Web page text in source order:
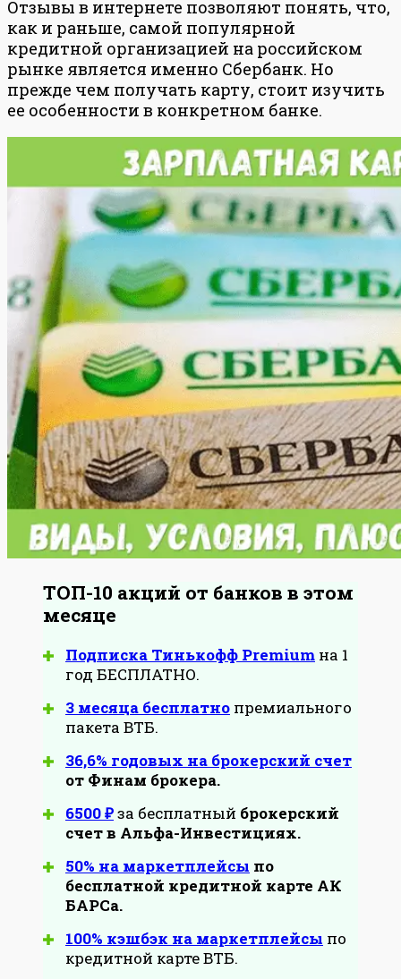
Отзывы в интернете позволяют понять, что,
как и раньше, самой популярной
кредитной организацией на российском
рынке является именно Сбербанк. Но
прежде чем получать карту, стоит изучить
ее особенности в конкретном банке.
ТОП-10 акций от банков в этом
месяце
Подписка Тинькофф Premium на 1
год БЕСПЛАТНО.
3 месяца бесплатно премиального
пакета ВТБ.
36,6% годовых на брокерский счет
от Финам брокера.
6500 ₽за бесплатный брокерский
счет в Альфа-Инвестициях.
50% на маркетплейсы по
бесплатной кредитной карте АК
БАРСа.
100% кэшбэк на маркетплейсы по
кредитной карте ВТБ.